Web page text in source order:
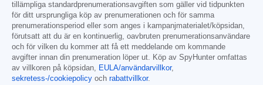
tillämpliga standardprenumerationsavgiften som gäller vid tidpunkten
för ditt ursprungliga köp av prenumerationen och för samma
prenumerationsperiod eller som anges i kampanjmaterialet/köpsidan,
förutsatt att du är en kontinuerlig, oavbruten prenumerationsanvändare
och för vilken du kommer att få ett meddelande om kommande
avgifter innan din prenumeration löper ut. Köp av SpyHunter omfattas
av villkoren på köpsidan, EULA/användarvillkor,
sekretess-/cookiepolicy och rabattvillkor.